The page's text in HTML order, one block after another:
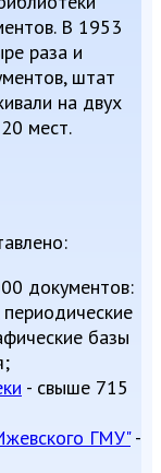
В 1953
раза и
штат
на двух
мест.
документов:
базы
- свыше 715
ГМУ"-